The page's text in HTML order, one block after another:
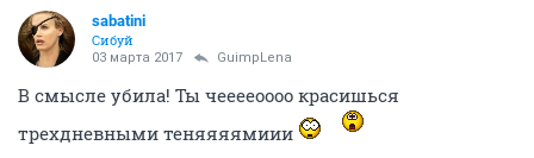
sabatini
Сибуй
03 марта 2017 GuimpLena
В смысле убила! Ты чееееоооо красишься
трехдневными теняяяямиии